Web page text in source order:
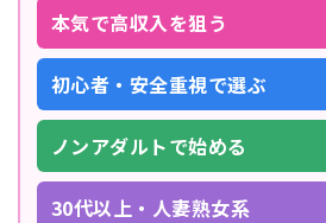
本気で高収入を狙う
初心者・安全重視で選ぶ
ノンアダルトで始める
30代以上・人妻熟女系